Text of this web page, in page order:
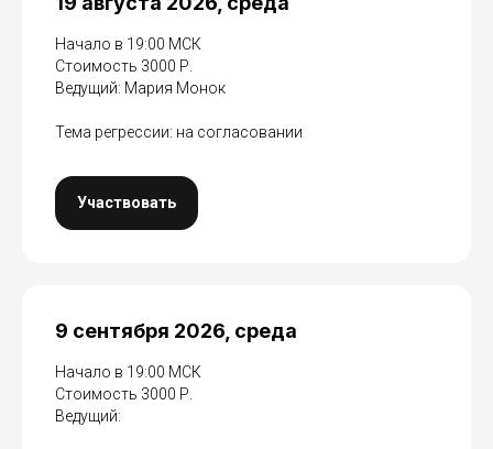
Начало в 19:00 МСК
Стоимость 3000 Р.
Ведущий: Мария Монок
Тема регрессии: на согласовании
Участвовать
9 сентября 2026, среда
Начало в 19:00 МСК
Стоимость 3000 Р.
Ведущий: